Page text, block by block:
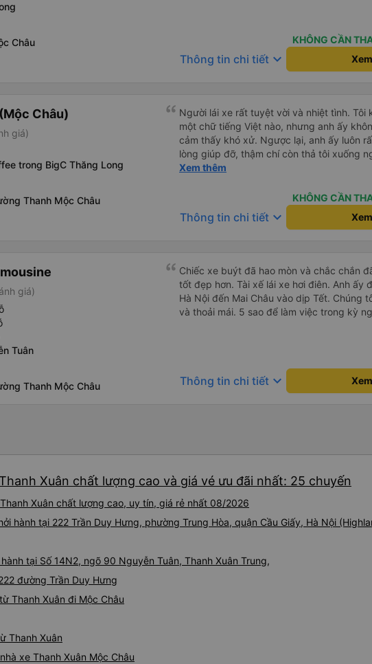
Châu
KHÔNG CẦN
Thông tin chi tiết keyboard_arrow_down
Châu)
giá)
trong BigC Thăng Long
Thanh Mộc Châu
Người lái xe rất tuyệt vời và nhiệt tình. Tôi
một chữ tiếng Việt nào, nhưng anh ấy
cảm thấy khó xử. Ngược lại, anh ấy luôn
lòng giúp đỡ, thậm chí còn thả tôi xuống
tôi cần đến, cách điểm dừng gần nhất mà
suốt chuyến đi 4 tiếng. Tất cả các hành
lịch sự và tôn trọng, tôi là người nước
một niềm vui khi được đi du lịch cùng các
Xem thêm
KHÔNG CẦN
Thông tin chi tiết keyboard_arrow_down
giá)
Tuân
Thanh Mộc Châu
Chiếc xe buýt đã hao mòn và chắc chắn
tốt đẹp hơn. Tài xế lái xe hơi điên. Anh ấy
Hà Nội đến Mai Châu vào dịp Tết. Chúng
và thoải mái. 5 sao để làm việc trong kỳ
Thông tin chi tiết keyboard_arrow_down
Xuân chất lượng cao và giá vé ưu đãi nhất: 25 chuyến
Xuân chất lượng cao, uy tín, giá rẻ nhất 08/2026
hành tại 222 Trần Duy Hưng, phường Trung Hòa, quận Cầu Giấy, Hà Nội
tại Số 14N2, ngõ 90 Nguyễn Tuân, Thanh Xuân Trung,
đường Trần Duy Hưng
Thanh Xuân đi Mộc Châu
Thanh Xuân
xe Thanh Xuân Mộc Châu